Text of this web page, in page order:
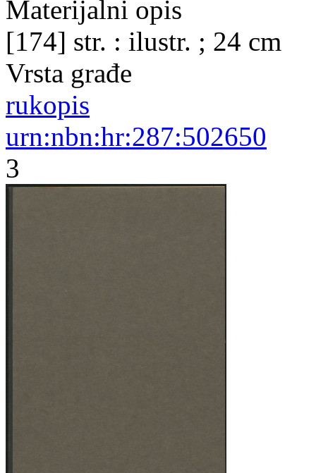
Materijalni opis
[174] str. : ilustr. ; 24 cm
Vrsta građe
rukopis
urn:nbn:hr:287:502650
3